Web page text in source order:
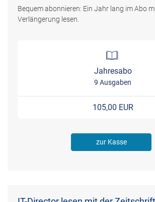
Bequem abonnieren: Ein Jahr lang im Abo
Verlängerung lesen.
Jahresabo
9 Ausgaben
105,00 EUR
zur Kasse